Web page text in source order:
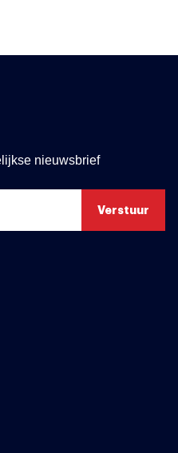
nieuwsbrief